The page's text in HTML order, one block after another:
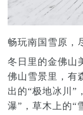
畅玩南国雪原，
冬日里的金佛山
佛山雪景里，有
出的“极地冰川”
瀑”，草木上的“